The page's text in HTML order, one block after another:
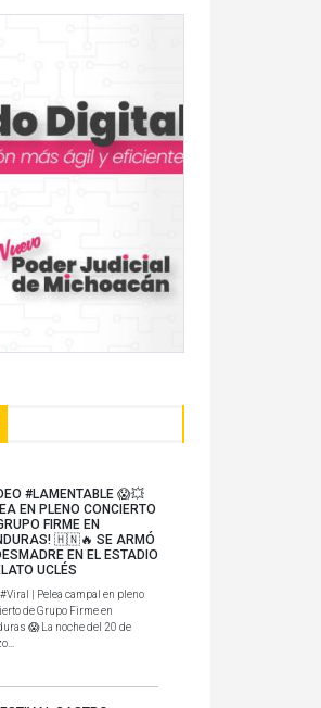
#LAMENTABLE 😱💥
EN PLENO CONCIERTO
FIRME EN
🇭🇳🔥 SE ARMÓ
EN EL ESTADIO
UCLÉS
#Viral | Pelea campal en pleno
de Grupo Firme en
😱 La noche del 20 de